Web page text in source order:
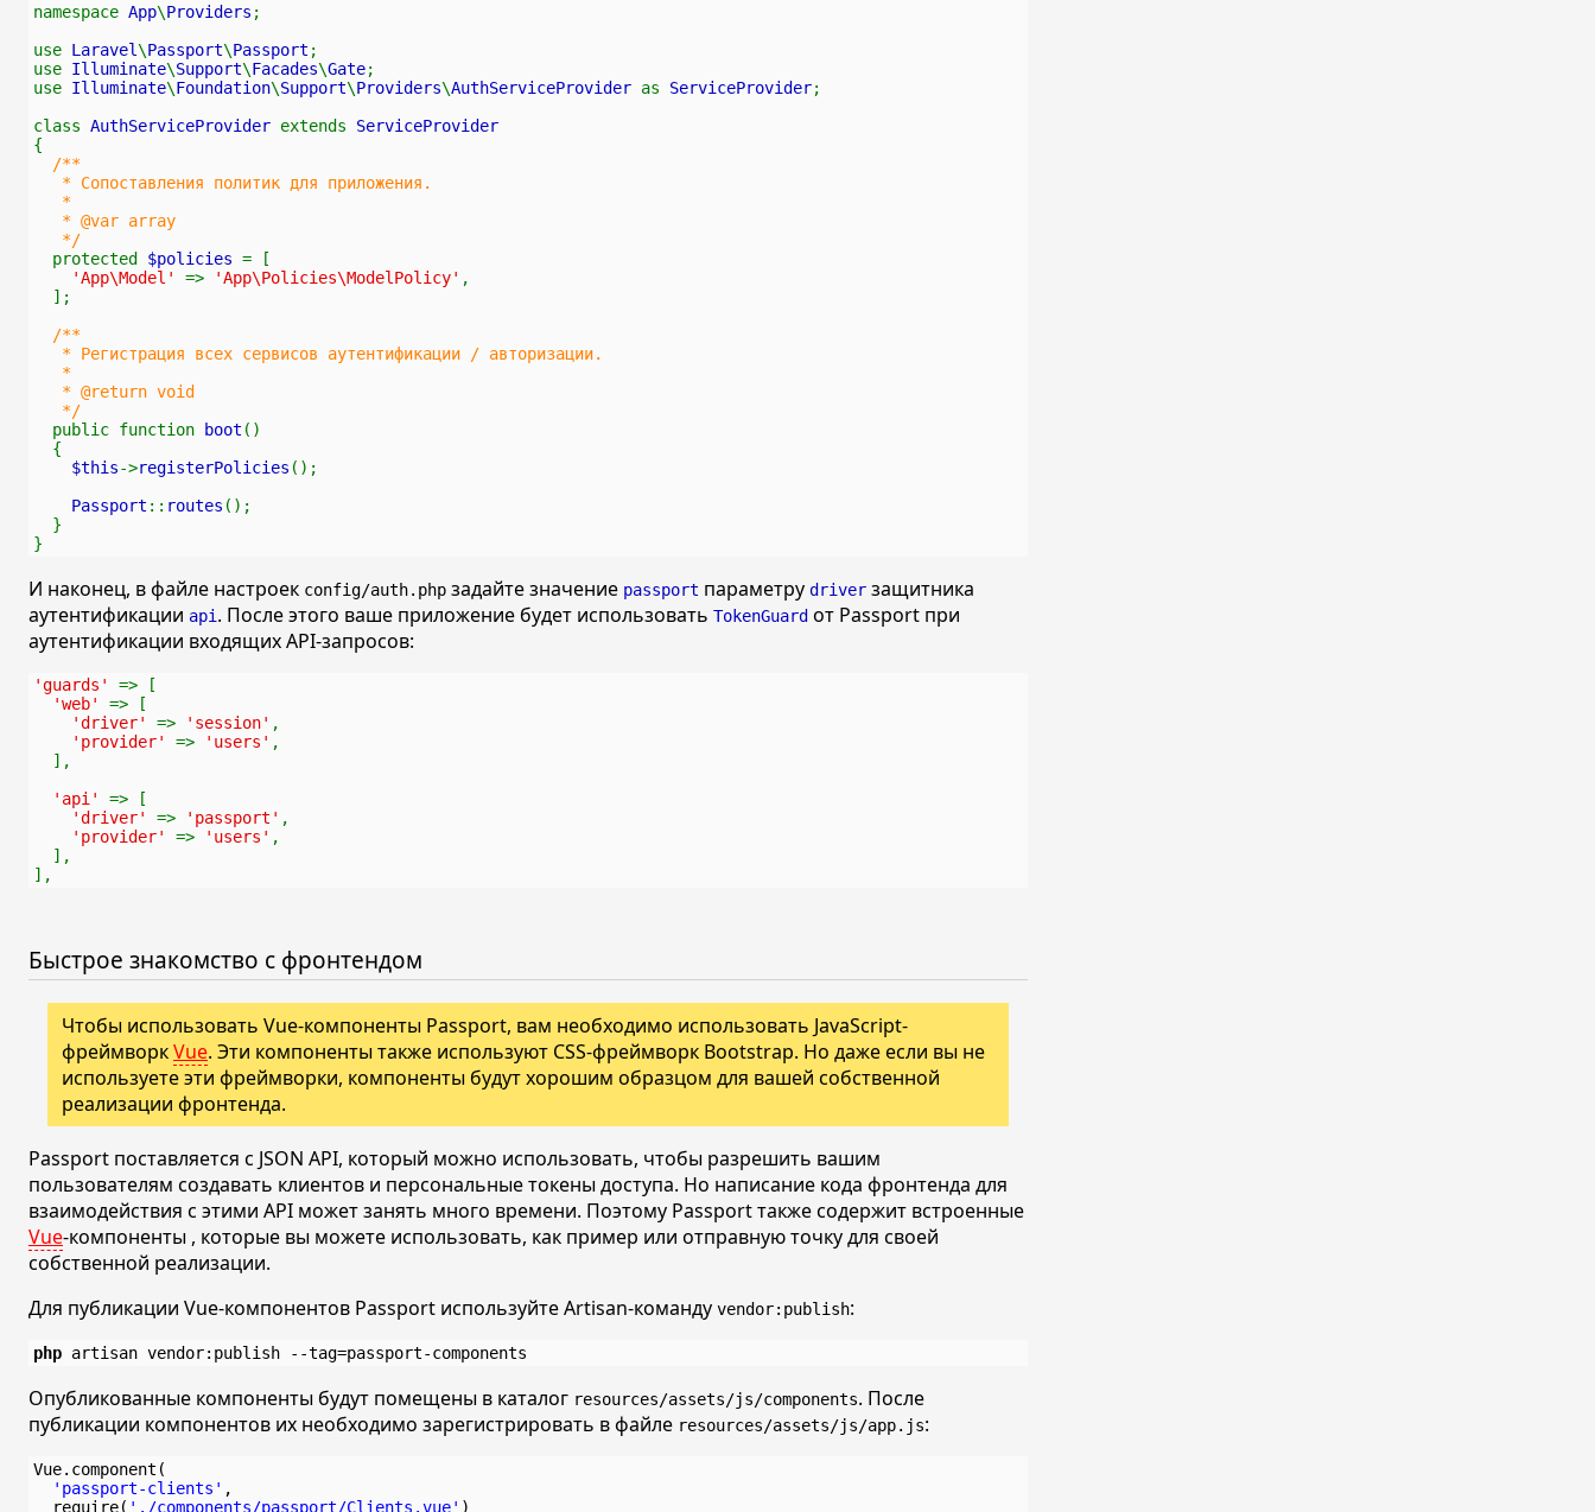
namespace App\Providers ;
use Laravel\Passport\Passport ;
use Illuminate\Support\Facades\Gate;
use Illuminate\Foundation\Support\Providers\AuthServiceProvider as ServiceProvider;
class AuthServiceProvider extends ServiceProvider
{
/**
* Сопоставления политик для приложения.
*
* @var array
*/
protected $policies = [
'App\Model' => 'App\Policies\ModelPolicy' ,
];
/**
* Регистрация всех сервисов аутентификации / авторизации.
*
* @return void
*/
public function
boot ()
{
$this->registerPolicies ();
Passport :: routes ();
}
}
И наконец, в файле настроек config/auth.php задайте значение passport параметру driver защитника
аутентификации api . После этого ваше приложение будет использовать TokenGuard от Passport при
аутентификации входящих API-запросов:
'guards' => [
'web' => [
'driver' => 'session' ,
'provider' => 'users' ,
],
'api' => [
'driver' => 'passport' ,
'provider' => 'users' ,
],
],
Быстрое знакомство с фронтендом
Чтобы использовать Vue-компоненты Passport, вам необходимо использовать JavaScript-
фреймворкVue. Эти компоненты также используют CSS-фреймворк Bootstrap. Но даже если вы не
используете эти фреймворки, компоненты будут хорошим образцом для вашей собственной
реализации фронтенда.
Passport поставляется с JSON API, который можно использовать, чтобы разрешить вашим
пользователям создавать клиентов и персональные токены доступа. Но написание кода фронтенда для
взаимодействия с этими API может занять много времени. Поэтому Passport также содержит встроенные
Vue-компоненты , которые вы можете использовать, как пример или отправную точку для своей
собственной реализации.
Для публикации Vue-компонентов Passport используйте Artisan-команду vendor:publish:
php
Опубликованные компоненты будут помещены в каталог resources/assets/js/components. После
публикации компонентов их необходимо зарегистрировать в файле resources/assets/js/app.js:
Vue.component(
'passport-clients' ,
  require(
'./components/passport/Clients.vue' )